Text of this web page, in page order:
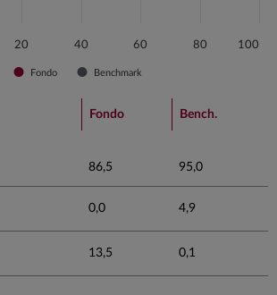
20 40 60 80 100
Fondo Benchmark
chart. Fondo Bench.
86,5 95,0
0,0 4,9
13,5 0,1